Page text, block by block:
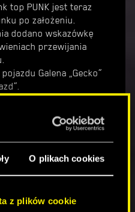
O plikach cookies
z plików cookie
top PUNK jest teraz
po założeniu.
dodano wskazówkę
przewijania
Galena „Gecko”
od Nancy
teraz poprawnie.
za postęp w
związany ze
ulepszania.
MTL1 w menu